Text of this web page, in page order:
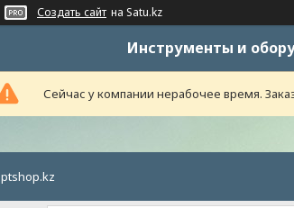
Создать сайт на Satu.kz
Инструменты и
Сейчас у компании нерабочее время.
ptshop.kz